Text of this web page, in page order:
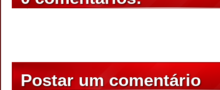
Postar um comentário